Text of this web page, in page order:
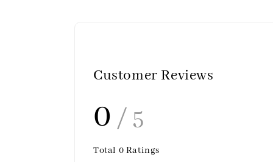
Customer Reviews
0 / 5
Total 0 Ratings